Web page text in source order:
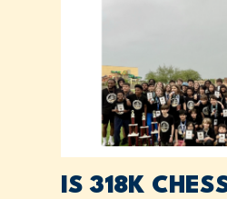
IS 318K